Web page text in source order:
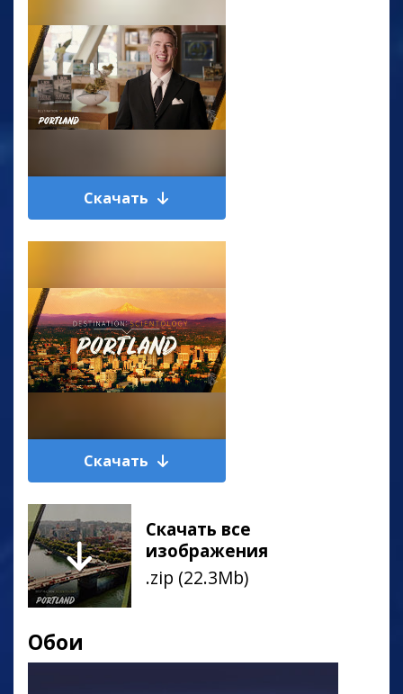
Скачать
Скачать
Скачать все
изображения
.zip (22.3Mb)
Обои